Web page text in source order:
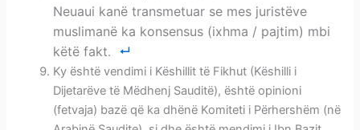
Neuaui kanë transmetuar se mes juristëve
muslimanë ka konsensus (ixhma / pajtim) mbi
këtë fakt.
Ky është vendimi i Këshillit të Fikhut (Këshilli i
Dijetarëve të Mëdhenj Sauditë), është opinioni
(fetvaja) bazë që ka dhënë Komiteti i Përhershëm (në